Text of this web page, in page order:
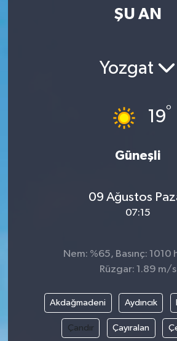
ŞU AN
Yozgat
19°
Güneşli
09 Ağustos
07:15
Nem: %65, Basınç: 1010
Rüzgar: 1.89 m/s
Akdağmadeni Aydıncık
Çandır Çayıralan